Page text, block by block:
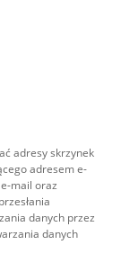
adresy skrzynek
adresem e-
mail oraz
danych przez
danych